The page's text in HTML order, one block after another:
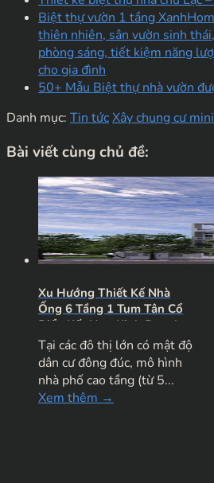
Biệt thự vườn 1 tầng
thiên nhiên, sân vườn sinh
phòng sáng, tiết kiệm năng
cho gia đình
50+ Mẫu Biệt thự nhà vườn
Danh mục: Tin tứcXây chung cư mini
Bài viết cùng chủ đề:
Xu Hướng Thiết Kế Nhà
Ống 6 Tầng 1 Tum Tân Cổ
Điển Kết Hợp Kinh Doanh
Đẳng Cấp
Tại các đô thị lớn có mật độ
dân cư đông đúc, mô hình
nhà phố cao tầng (từ 5...
Xem thêm →